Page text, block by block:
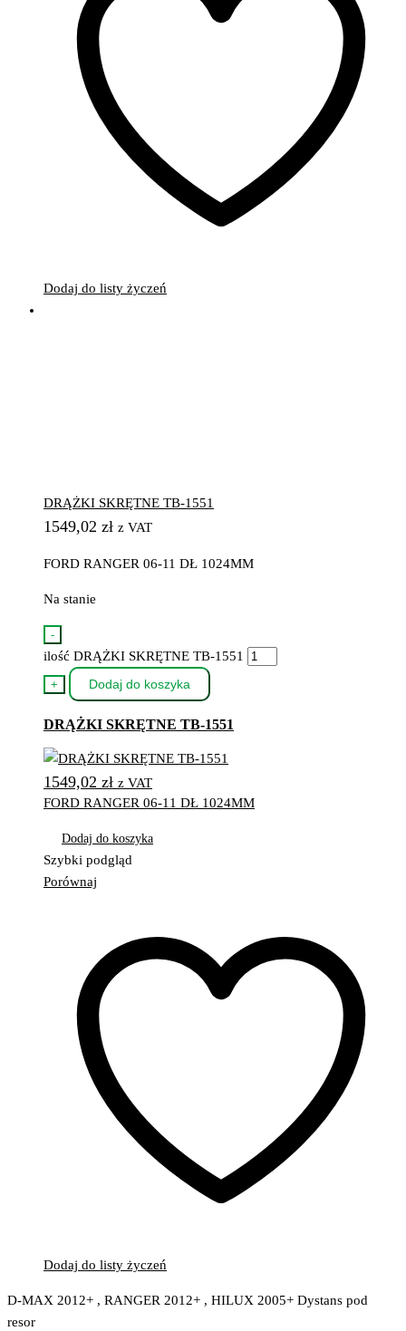
Dodaj do listy życzeń
DRĄŻKI SKRĘTNE TB-1551
1549,02 zł z VAT
FORD RANGER 06-11 DŁ 1024MM
Na stanie
-
ilość DRĄŻKI SKRĘTNE TB-1551
+ Dodaj do koszyka
DRĄŻKI SKRĘTNE TB-1551
1549,02 zł z VAT
FORD RANGER 06-11 DŁ 1024MM
Dodaj do koszyka
Szybki podgląd
Porównaj
Dodaj do listy życzeń
D-MAX 2012+ , RANGER 2012+ , HILUX 2005+ Dystans pod
resor